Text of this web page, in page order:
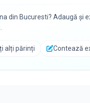
din Bucuresti? Adaugă și
alți părinți Contează